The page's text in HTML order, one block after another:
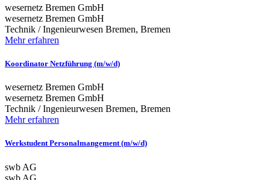
wesernetz Bremen GmbH
wesernetz Bremen GmbH
Technik / Ingenieurwesen Bremen, Bremen
Mehr erfahren
Koordinator Netzführung (m/w/d)
wesernetz Bremen GmbH
wesernetz Bremen GmbH
Technik / Ingenieurwesen Bremen, Bremen
Mehr erfahren
Werkstudent Personalmangement (m/w/d)
swb AG
swb AG